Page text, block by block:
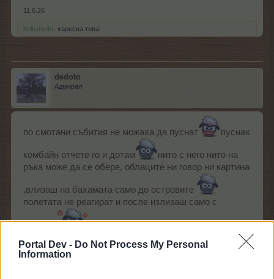
Portal Dev - Do Not Process My Personal
Information
11.6.26
-helixme4o- харесва това.
dedoto
Адмирал
по смотани събития не можаха да пуснат пуснах
комбайн отчете го и дотам
нито с него нито на
ръка може да се обере, облаците ни говор ни картина
,влизаш на бахамата само до островите
полетата не реагират и после излизаш само с
рестарт оср==а комбайна ред е на играта